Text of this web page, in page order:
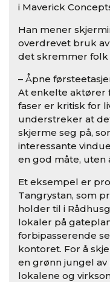
i Maverick
Han mener
overdrevet bruk
det skremmer folk
– Åpne
At enkelte aktører
faser er kritisk for
understreker at
skjerme seg på,
interessante
en god måte, uten
Et eksempel er
Tangrystan, som
holder til i
lokaler på
forbipasserende
kontoret. For å
en grønn jungel
lokalene og